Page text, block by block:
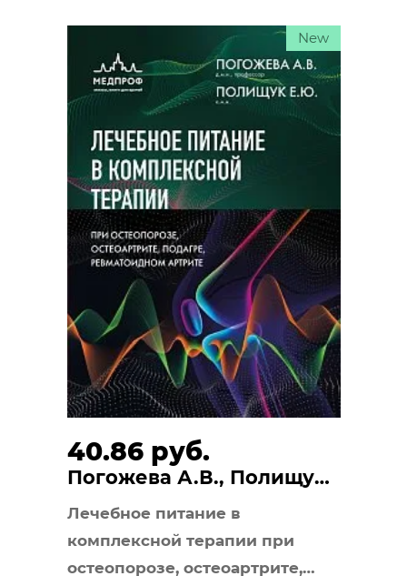
40.86 руб.
Погожева А.В., Полищук
Е.Ю.
Лечебное питание в
комплексной терапии при
остеопорозе, остеоартрите,
New